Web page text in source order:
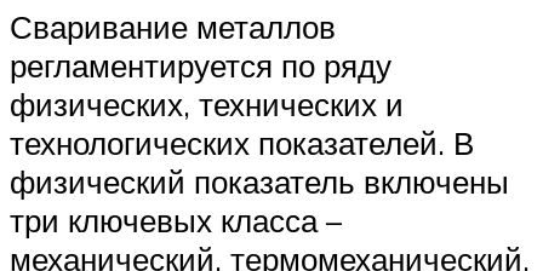
Сваривание металлов
регламентируется по ряду
физических, технических и
технологических показателей. В
физический показатель включены
три ключевых класса –
механический, термомеханический,